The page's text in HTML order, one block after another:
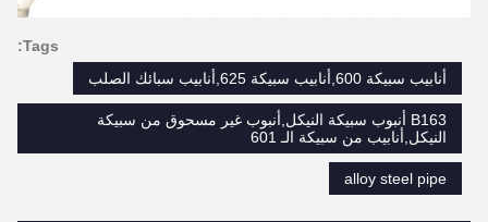
Tags:
أنابيب سبيكة 600,أنابيب سبيكة 625,أنابيب سبائك الصلب
B163 أنبوب سبيكة النيكل,أنبوب غير مسحوق من سبيكة
النيكل,أنابيب من سبيكة الـ 601
alloy steel pipe